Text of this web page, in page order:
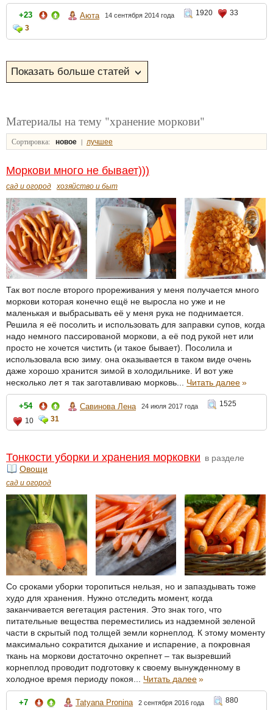
+23 Аюта 14 сентября 2014 года 1920
33
3
Материалы на тему "хранение моркови"
Сортировка: новое | лучшее
Моркови много не бывает)))
сад и огород хозяйство и быт
Так вот после второго прореживания у меня получается много
моркови которая конечно ещё не выросла но уже и не
маленькая и выбрасывать её у меня рука не поднимается.
Решила я её посолить и использовать для заправки супов, когда
надо немного пассированой моркови, а её под рукой нет или
просто не хочется чистить (и такое бывает). Посолила и
использовала всю зиму. она оказывается в таком виде очень
даже хорошо хранится зимой в холодильнике. И вот уже
несколько лет я так заготавливаю морковь... Читать далее»
+54 Савинова Лена 24 июля 2017 года
1525
10
31
Тонкости уборки и хранения морковки в разделе
Овощи
сад и огород
Со сроками уборки торопиться нельзя, но и запаздывать тоже
худо для хранения. Нужно отследить момент, когда
заканчивается вегетация растения. Это знак того, что
питательные вещества переместились из надземной зеленой
части в скрытый под толщей земли корнеплод. К этому моменту
максимально сократится дыхание и испарение, а покровная
ткань на моркови достаточно окрепнет – так вызревший
корнеплод проводит подготовку к своему вынужденному в
холодное время периоду покоя... Читать далее»
+7 Tatyana Pronina 2 сентября 2016 года
880